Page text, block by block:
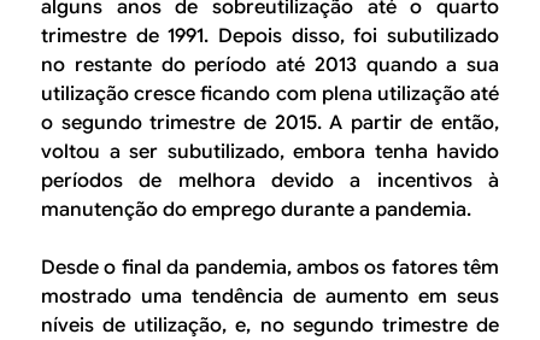
alguns anos de sobreutilização até o quarto
trimestre de 1991. Depois disso, foi subutilizado
no restante do período até 2013 quando a sua
utilização cresce ficando com plena utilização até
o segundo trimestre de 2015. A partir de então,
voltou a ser subutilizado, embora tenha havido
períodos de melhora devido a incentivos à
manutenção do emprego durante a pandemia.
Desde o final da pandemia, ambos os fatores têm
mostrado uma tendência de aumento em seus
níveis de utilização, e, no segundo trimestre de